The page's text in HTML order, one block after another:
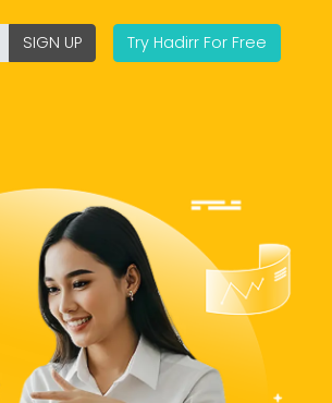
SIGN UP Try Hadirr For Free